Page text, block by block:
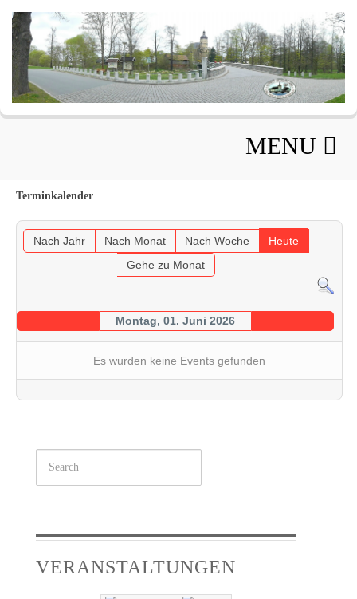
MENU
Terminkalender
Nach Jahr Nach Monat Nach Woche
Heute
Gehe zu Monat
Montag, 01. Juni 2026
Es wurden keine Events gefunden
VERANSTALTUNGEN